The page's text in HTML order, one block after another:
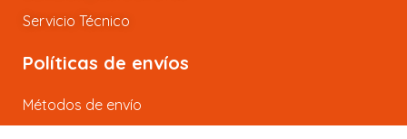
Servicio Técnico
Políticas de envíos
Métodos de envío